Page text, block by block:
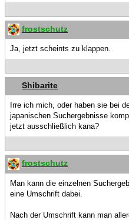
frostschutz
Ja, jetzt scheints zu klappen.
Shibarite
Irre ich mich, oder haben sie bei
japanischen Suchergebnisse
jetzt ausschließlich kana?
frostschutz
Man kann die einzelnen
eine Umschrift dabei.
Nach der Umschrift kann man